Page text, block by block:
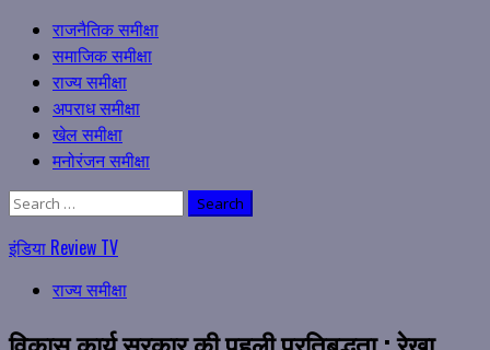
Primary
Menu
राजनैतिक समीक्षा
समाजिक समीक्षा
राज्य समीक्षा
अपराध समीक्षा
खेल समीक्षा
मनोरंजन समीक्षा
Search
इंडिया Review TV
राज्य समीक्षा